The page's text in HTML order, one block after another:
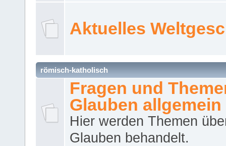
Aktuelles
römisch-katholisch
Fragen und
Glauben allgemein
Hier werden Themen
Glauben behandelt.